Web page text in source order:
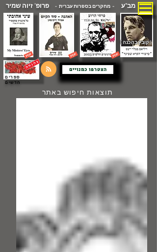
מב"ע - מחקרים בספרות עברית -פרופ' זיוה שמיר
( קובץ בהכנה )
הצטרפו כמנויים
ספרים
חדשים
תוצאות חיפוש באתר